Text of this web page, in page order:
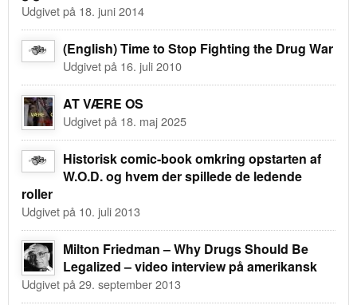
Udgivet på 18. juni 2014
(English) Time to Stop Fighting the Drug War
Udgivet på 16. juli 2010
AT VÆRE OS
Udgivet på 18. maj 2025
Historisk comic-book omkring opstarten af
W.O.D. og hvem der spillede de ledende
roller
Udgivet på 10. juli 2013
Milton Friedman – Why Drugs Should Be
Legalized – video interview på amerikansk
Udgivet på 29. september 2013